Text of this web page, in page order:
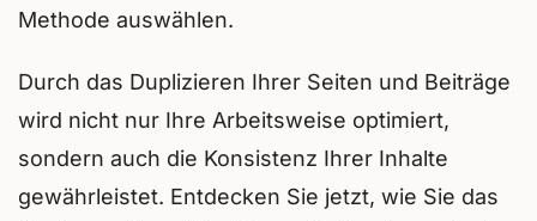
Methode auswählen.
Durch das Duplizieren Ihrer Seiten und Beiträge
wird nicht nur Ihre Arbeitsweise optimiert,
sondern auch die Konsistenz Ihrer Inhalte
gewährleistet. Entdecken Sie jetzt, wie Sie das